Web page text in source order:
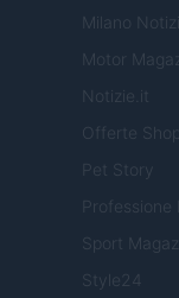
Milano
Motor
Notizie.it
Offerte
Pet Story
Professione
Sport
Style24